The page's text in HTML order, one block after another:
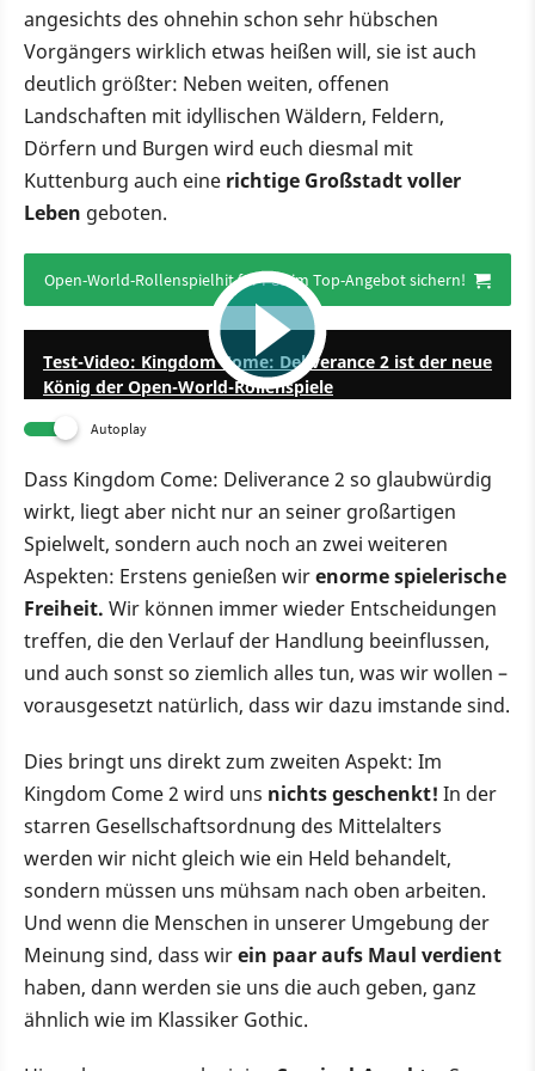
angesichts des ohnehin schon sehr hübschen
Vorgängers wirklich etwas heißen will, sie ist auch
deutlich größter: Neben weiten, offenen
Landschaften mit idyllischen Wäldern, Feldern,
Dörfern und Burgen wird euch diesmal mit
Kuttenburg auch eine richtige Großstadt voller
Leben geboten.
Open-World-Rollenspielhit für PS5 im Top-Angebot sichern!
27:02
Test-Video: Kingdom Come: Deliverance 2 ist der neue
König der Open-World-Rollenspiele
Autoplay
Dass Kingdom Come: Deliverance 2 so glaubwürdig
wirkt, liegt aber nicht nur an seiner großartigen
Spielwelt, sondern auch noch an zwei weiteren
Aspekten: Erstens genießen wirenorme spielerische
Freiheit. Wir können immer wieder Entscheidungen
treffen, die den Verlauf der Handlung beeinflussen,
und auch sonst so ziemlich alles tun, was wir wollen –
vorausgesetzt natürlich, dass wir dazu imstande sind.
Dies bringt uns direkt zum zweiten Aspekt: Im
Kingdom Come 2 wird uns nichtsgeschenkt! In der
starren Gesellschaftsordnung des Mittelalters
werden wir nicht gleich wie ein Held behandelt,
sondern müssen uns mühsam nach oben arbeiten.
Und wenn die Menschen in unserer Umgebung der
Meinung sind, dass wirein paar aufs Maul verdient
haben, dann werden sie uns die auch geben, ganz
ähnlich wie im Klassiker Gothic.